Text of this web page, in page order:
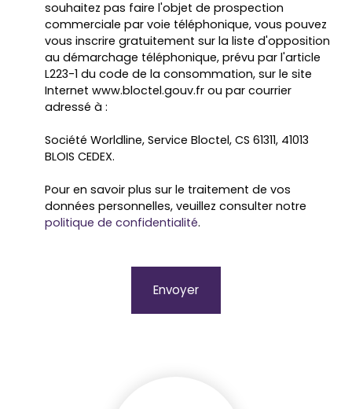
souhaitez pas faire l'objet de prospection
commerciale par voie téléphonique, vous pouvez
vous inscrire gratuitement sur la liste d'opposition
au démarchage téléphonique, prévu par l'article
L223-1 du code de la consommation, sur le site
Internet www.bloctel.gouv.fr ou par courrier
adressé à :
Société Worldline, Service Bloctel, CS 61311, 41013
BLOIS CEDEX.
Pour en savoir plus sur le traitement de vos
données personnelles, veuillez consulter notre
politique de confidentialité.
Envoyer